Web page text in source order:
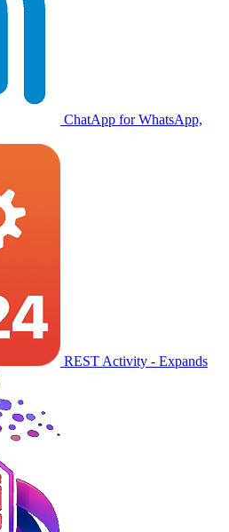
ChatApp for WhatsApp,
REST Activity - Expands